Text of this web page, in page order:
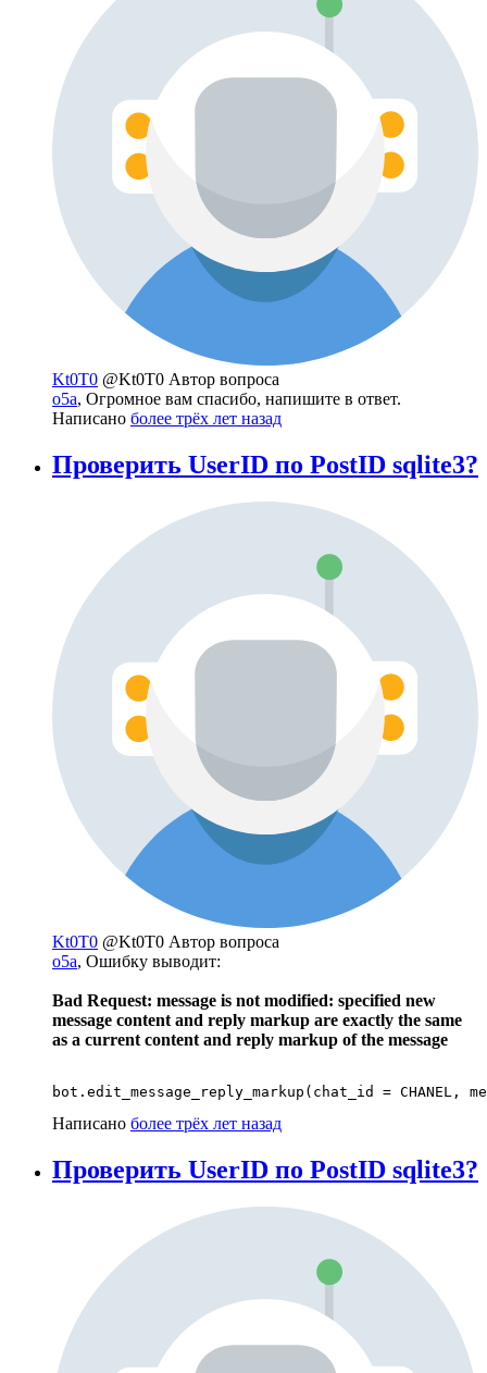
Kt0T0 @Kt0T0 Автор вопроса
o5a, Огромное вам спасибо, напишите в ответ.
Написано более трёх лет назад
Проверить UserID по PostID sqlite3?
Kt0T0 @Kt0T0 Автор вопроса
o5a, Ошибку выводит:
Bad Request: message is not modified: specified new
message content and reply markup are exactly the same
as a current content and reply markup of the message
bot.edit_message_reply_markup(chat_id =
Написано более трёх лет назад
Проверить UserID по PostID sqlite3?